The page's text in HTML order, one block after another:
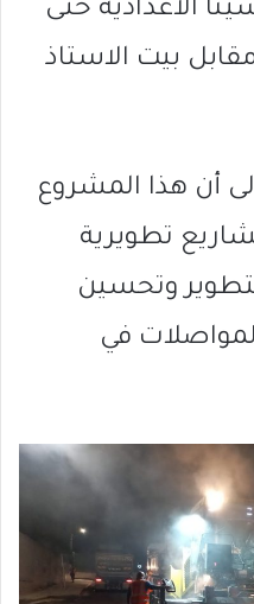
الاعدادية حتى
بيت الاستاذ
أن هذا المشروع
تطويرية
لتطوير وتحسين
في